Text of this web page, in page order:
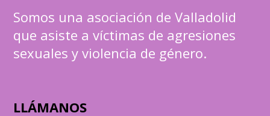
Somos una asociación de Valladolid
que asiste a víctimas de agresiones
sexuales y violencia de género.
LLÁMANOS